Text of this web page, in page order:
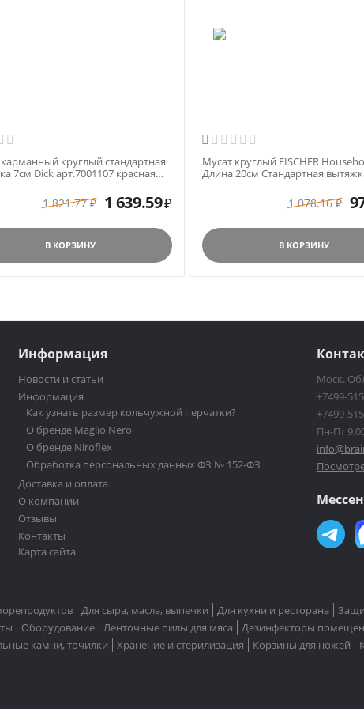
круглый стандартная
7см Dick арт.7001107 красная
1 821.77 ₽ 1 639.59₽
В КОРЗИНУ

Мусат круглый FISCHER
Длина 20см Стандартная
1 078.16 ₽
В КОРЗИНУ
Информация
Новости и статьи
Информация
Как узнать размер кольчужной перчатки?
О бренде Maglio Nero
О бренде Niroflex
Обработка персональных данных ФЗ № 152-ФЗ
Доставка и оплата
О компании
Отзывы
Контакты
Карта сайта
Моск.
+7499-
+7499-
Пн-Пт
Для сыра, масла, выпечки Для кухни и ресторана
Оборудование Ленточные пилы для мяса Дезинфекторы
камни, точилки Хранение и стерилизация Корзины для ножей